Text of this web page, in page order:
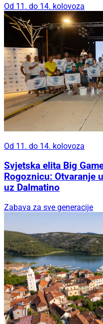
Od 11. do 14. kolovoza
Od 11. do 14. kolovoza
Svjetska elita Big
Rogoznicu: Otvaranje
uz Dalmatino
Zabava za sve generacije